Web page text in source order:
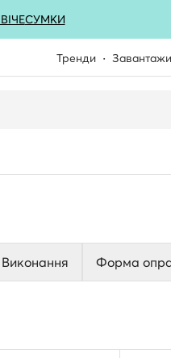
СУМКИ
Тренди
Виконання Форма